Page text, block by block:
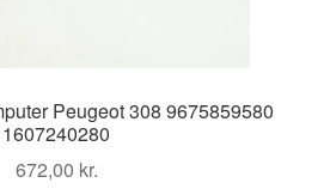
Peugeot 308 9675859580
1607240280
672,00 kr.